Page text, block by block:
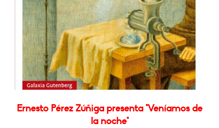
Ernesto Pérez Zúñiga presenta "Veníamos de
la noche"